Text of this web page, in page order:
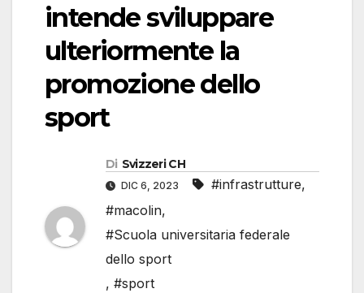
intende sviluppare
ulteriormente la
promozione dello
sport
Di Svizzeri CH
DIC 6, 2023 #infrastrutture,
#macolin,
#Scuola universitaria federale
dello sport
, #sport